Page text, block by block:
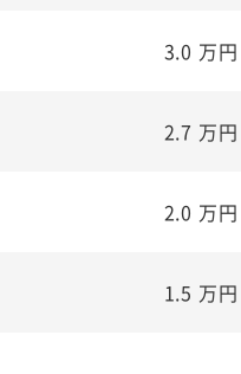
3.0 万円
2.7 万円
2.0 万円
1.5 万円